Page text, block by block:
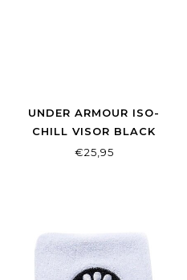
UNDER ARMOUR ISO-
CHILL VISOR BLACK
€25,95